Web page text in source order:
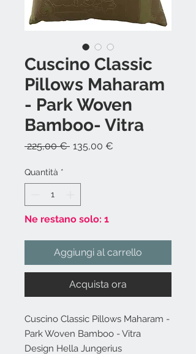
Cuscino Classic
Pillows Maharam
- Park Woven
Bamboo- Vitra
225,00 € Prezzo
135,00 €
Quantità *
Ne restano solo: 1
Aggiungi al carrello
Acquista ora
Cuscino Classic Pillows Maharam -
Park Woven Bamboo - Vitra
Design Hella Jungerius